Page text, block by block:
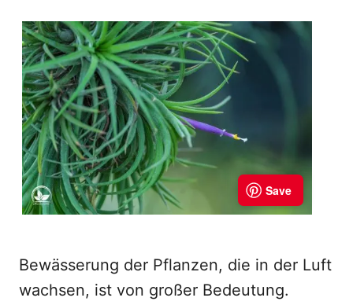
Bewässerung der Pflanzen, die in der Luft
wachsen, ist von großer Bedeutung.